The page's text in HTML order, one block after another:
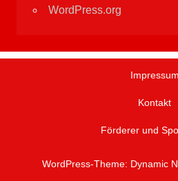
WordPress.org
Impressum
Kontakt
Förderer und
WordPress-Theme: Dynamic